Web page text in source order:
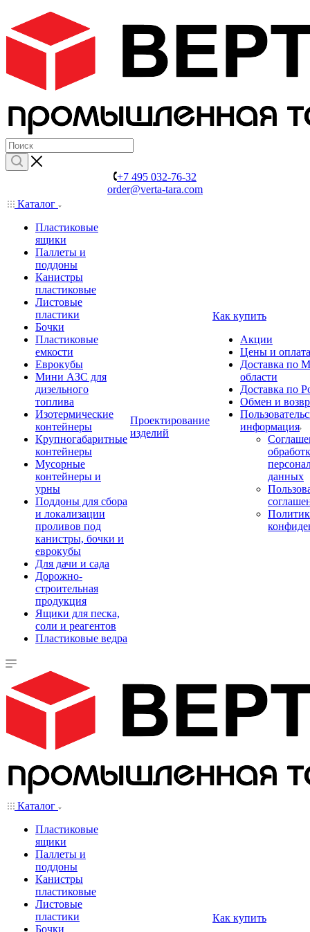
+7 495 032-76-32
order@verta-tara.com
Каталог
Пластиковые
ящики
Паллеты и
поддоны
Канистры
пластиковые
Листовые
пластики
Бочки
Пластиковые
емкости
Еврокубы
Мини АЗС для
дизельного
топлива
Изотермические
контейнеры
Крупногабаритные
контейнеры
Мусорные
контейнеры и
урны
Поддоны для сбора
и локализации
проливов под
канистры, бочки и
еврокубы
Для дачи и сада
Дорожно-
строительная
продукция
Ящики для песка,
соли и реагентов
Пластиковые ведра
Проектирование
изделий
Как купить
Акции
Цены и оплата
Доставка по
области
Доставка по
Обмен и
информация
данных
Каталог
Пластиковые
ящики
Паллеты и
поддоны
Канистры
пластиковые
Листовые
пластики
Бочки
Как купить